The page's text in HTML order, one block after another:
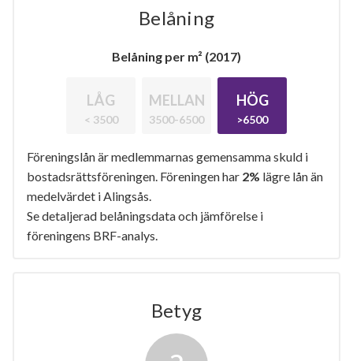
Belåning
Belåning per m² (2017)
LÅG
< 3500
MELLAN
3500-6500
HÖG
>6500
Föreningslån är medlemmarnas gemensamma skuld i
bostadsrättsföreningen. Föreningen har 2% lägre lån än
medelvärdet i Alingsås.
Se detaljerad belåningsdata och jämförelse i
föreningens BRF-analys.
Betyg